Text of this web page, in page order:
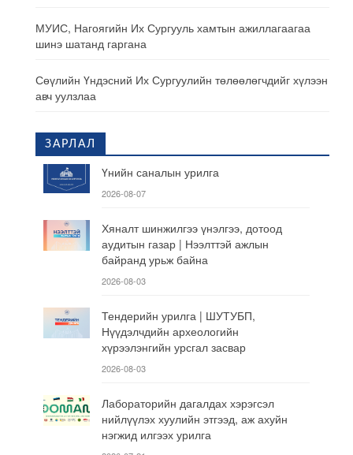
МУИС, Нагоягийн Их Сургууль хамтын ажиллагаагаа
шинэ шатанд гаргана
Сөүлийн Үндэсний Их Сургуулийн төлөөлөгчдийг хүлээн
авч уулзлаа
ЗАРЛАЛ
Үнийн саналын урилга
2026-08-07
Хяналт шинжилгээ үнэлгээ, дотоод
аудитын газар | Нээлттэй ажлын
байранд урьж байна
2026-08-03
Тендерийн урилга | ШУТУБП,
Нүүдэлчдийн археологийн
хүрээлэнгийн урсгал засвар
2026-08-03
Лабораторийн дагалдах хэрэгсэл
нийлүүлэх хуулийн этгээд, аж ахуйн
нэгжид илгээх урилга